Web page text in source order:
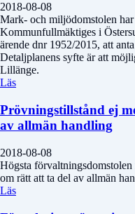
2018-08-08
Mark- och miljödomstolen
Kommunfullmäktiges i
ärende dnr 1952/2015, att
Detaljplanens syfte är att
Lillänge.
Läs
Prövningstillstånd ej
av allmän handling
2018-08-08
Högsta
om rätt att ta del av allmän
Läs